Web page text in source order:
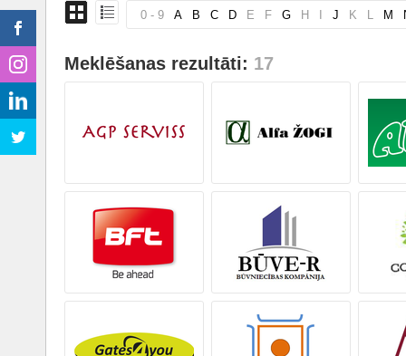
0 - 9 A B C D E F G H J K L M
Meklēšanas rezultāti: 17